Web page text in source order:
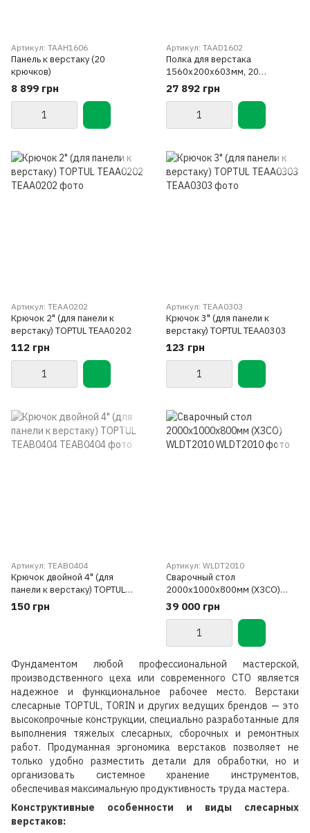
Артикул: TAAH1606
Панель к верстаку (20
крючков)
8 899 грн
Артикул: TAAD1602
Полка для верстака
1560х200х603мм, 20
держателей
27 892 грн
Артикул: TEAA0202
Крючок 2" (для панели к
верстаку) TOPTUL TEAA0202
112 грн
Артикул: TEAA0303
Крючок 3" (для панели к
верстаку) TOPTUL TEAA0303
123 грн
Артикул: TEAB0404
Крючок двойной 4" (для
панели к верстаку) TOPTUL
TEAB0404
150 грн
Артикул: WLDT2010
Сварочный стол
2000х1000х800мм (ХЗСО)
WLDT2010
39 000 грн
Фундаментом любой профессиональной мастерской,
производственного цеха или современного СТО является
надежное и функциональное рабочее место. Верстаки
слесарные TOPTUL, TORIN и других ведущих брендов — это
высокопрочные конструкции, специально разработанные для
выполнения тяжелых слесарных, сборочных и ремонтных
работ. Продуманная эргономика верстаков позволяет не
только удобно разместить детали для обработки, но и
организовать системное хранение инструментов,
обеспечивая максимальную продуктивность труда мастера.
Конструктивные особенности и виды слесарных
верстаков: